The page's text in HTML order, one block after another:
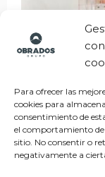
Para ofrecer las
cookies para
consentimiento de
el comportamiento de
sitio. No consentir o
negativamente a
Humedad en
Alvaro
Leer más